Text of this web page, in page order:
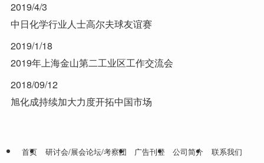
2019/4/3
中日化学行业人士高尔夫球友谊赛
2019/1/18
2019年上海金山第二工业区工作交流会
2018/09/12
旭化成持续加大力度开拓中国市场
首页 研讨会/展会论坛/考察团 广告刊登 公司简介
联系我们